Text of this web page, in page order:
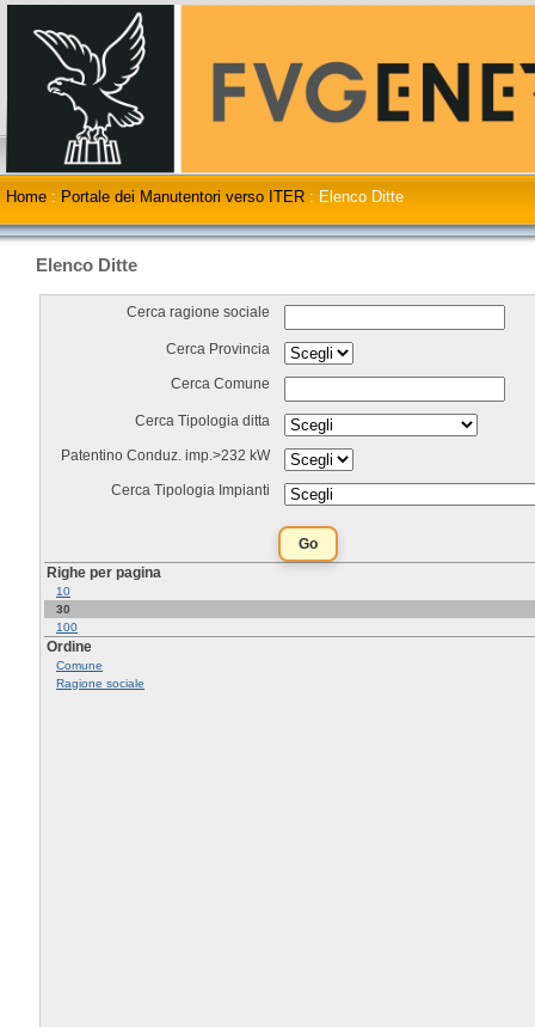
Home : Portale dei Manutentori verso ITER : Elenco Ditte
Elenco Ditte
Cerca ragione sociale
Cerca Provincia
Cerca Comune
Cerca Tipologia ditta
Patentino Conduz. imp.>232 kW
Cerca Tipologia Impianti
Righe per pagina
10
30
100
Ordine
Comune
Ragione sociale